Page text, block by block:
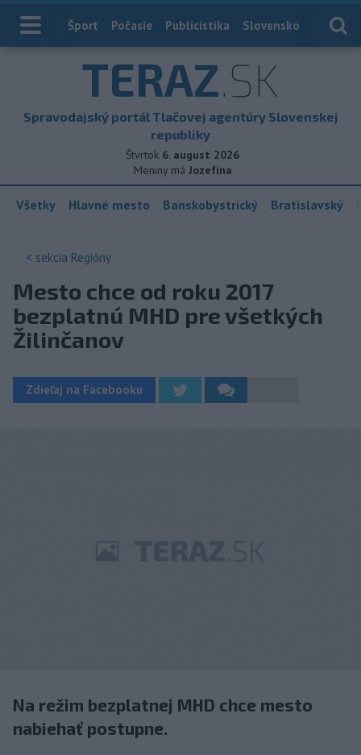
Index
Šport Počasie Publicistika Slovensko
TERAZ.SK
Spravodajský portál Tlačovej agentúry Slovenskej
republiky
Štvrtok 6. august 2026
Meniny má Jozefína
Všetky Hlavné mesto Banskobystrický Bratislavský
< sekcia Regióny
Mesto chce od roku 2017
bezplatnú MHD pre všetkých
Žilinčanov
Zdieľaj na Facebooku
Na režim bezplatnej MHD chce mesto
nabiehať postupne.